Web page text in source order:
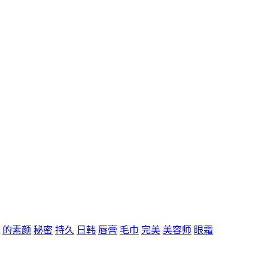
的素颜 秘密 持久 日韩 唇膏 毛巾 完美 美容师 眼霜